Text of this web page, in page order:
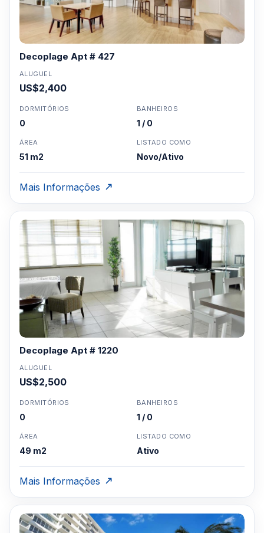
Decoplage Apt # 427
ALUGUEL
US$2,400
DORMITÓRIOS
0
BANHEIROS
1 / 0
ÁREA
51 m2
LISTADO COMO
Novo/Ativo
Mais Informações
Decoplage Apt # 1220
ALUGUEL
US$2,500
DORMITÓRIOS
0
BANHEIROS
1 / 0
ÁREA
49 m2
LISTADO COMO
Ativo
Mais Informações